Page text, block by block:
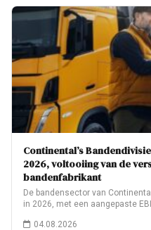
Continental’s
2026, voltooiing van de
bandenfabrikant
De bandensector van
in 2026, met een aangepaste
04.08.2026